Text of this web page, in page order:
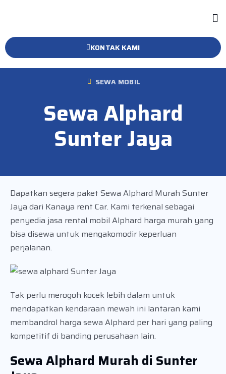
KONTAK KAMI
SEWA MOBIL
Sewa Alphard
Sunter Jaya
Dapatkan segera paket Sewa Alphard Murah Sunter
Jaya dari Kanaya rent Car. Kami terkenal sebagai
penyedia jasa rental mobil Alphard harga murah yang
bisa disewa untuk mengakomodir keperluan
perjalanan.
Tak perlu merogoh kocek lebih dalam untuk
mendapatkan kendaraan mewah ini lantaran kami
membandrol harga sewa Alphard per hari yang paling
kompetitif di banding perusahaan lain.
Sewa Alphard Murah di Sunter